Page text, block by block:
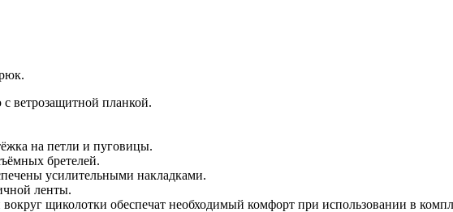
ветрозащитной планкой.
на петли и пуговицы.
бретелей.
усилительными накладками.
ленты.
щиколотки обеспечат необходимый комфорт при использовании в